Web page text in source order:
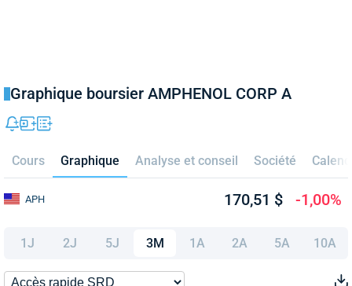
Graphique boursier AMPHENOL CORP A
Cours Graphique Analyse et conseil Société
APH 170,51 $ -1,00%
1J 2J 5J 3M 1A 2A 5A 10A